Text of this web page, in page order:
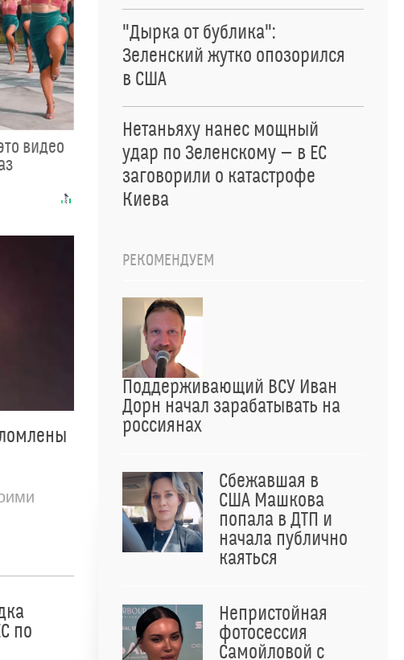
видео
по
"Дырка от бублика":
Зеленский жутко опозорился
в США
Нетаньяху нанес мощный
удар по Зеленскому — в ЕС
заговорили о катастрофе
Киева
РЕКОМЕНДУЕМ
Поддерживающий ВСУ Иван
Дорн начал зарабатывать на
россиянах
Сбежавшая в
США Машкова
попала в ДТП и
начала публично
каяться
Непристойная
фотосессия
Самойловой с